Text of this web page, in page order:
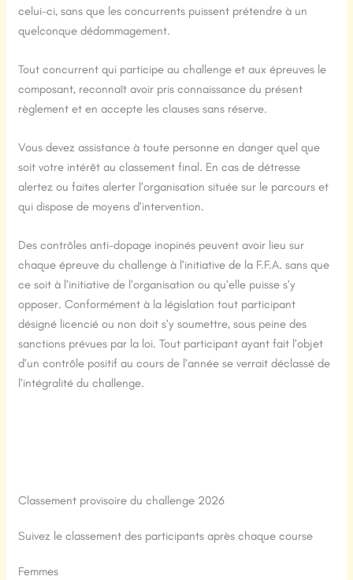
celui-ci, sans que les concurrents puissent prétendre à un
quelconque dédommagement.
Tout concurrent qui participe au challenge et aux épreuves le
composant, reconnaît avoir pris connaissance du présent
règlement et en accepte les clauses sans réserve.
Vous devez assistance à toute personne en danger quel que
soit votre intérêt au classement final. En cas de détresse
alertez ou faites alerter l’organisation située sur le parcours et
qui dispose de moyens d’intervention.
Des contrôles anti-dopage inopinés peuvent avoir lieu sur
chaque épreuve du challenge à l’initiative de la F.F.A. sans que
ce soit à l’initiative de l’organisation ou qu’elle puisse s’y
opposer. Conformément à la législation tout participant
désigné licencié ou non doit s’y soumettre, sous peine des
sanctions prévues par la loi. Tout participant ayant fait l’objet
d’un contrôle positif au cours de l’année se verrait déclassé de
l’intégralité du challenge.
Classement provisoire du challenge 2026
Suivez le classement des participants après chaque course
Femmes